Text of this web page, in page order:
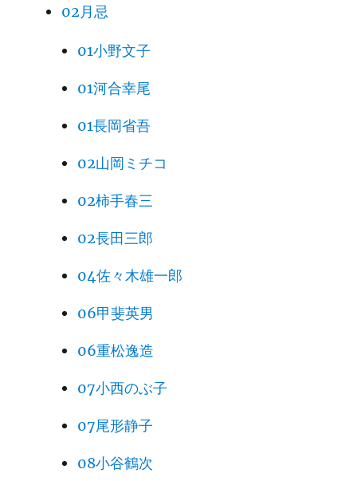
02月忌
01小野文子
01河合幸尾
01長岡省吾
02山岡ミチコ
02柿手春三
02長田三郎
04佐々木雄一郎
06甲斐英男
06重松逸造
07小西のぶ子
07尾形静子
08小谷鶴次